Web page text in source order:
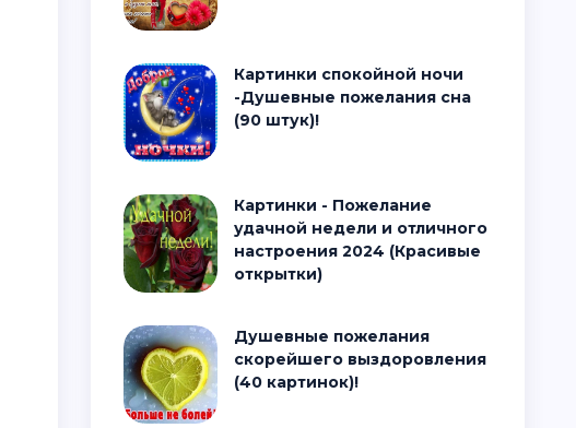
Картинки спокойной ночи
-Душевные пожелания сна
(90 штук)!
Картинки - Пожелание
удачной недели и отличного
настроения 2024 (Красивые
открытки)
Душевные пожелания
скорейшего выздоровления
(40 картинок)!